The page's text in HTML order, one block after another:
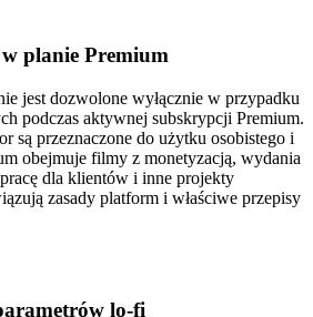
planie Premium
jest dozwolone wyłącznie w przypadku
podczas aktywnej subskrypcji Premium.
są przeznaczone do użytku osobistego i
obejmuje filmy z monetyzacją, wydania
dla klientów i inne projekty
zasady platform i właściwe przepisy
lo-fi